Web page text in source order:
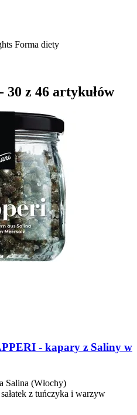
Forma diety
z 46 artykułów
-​ kapary z Saliny w
Salina (Włochy)
z tuńczyka i warzyw